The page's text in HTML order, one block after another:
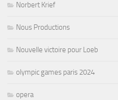
Norbert Krief
Nous Productions
Nouvelle victoire pour Loeb
olympic games paris 2024
opera